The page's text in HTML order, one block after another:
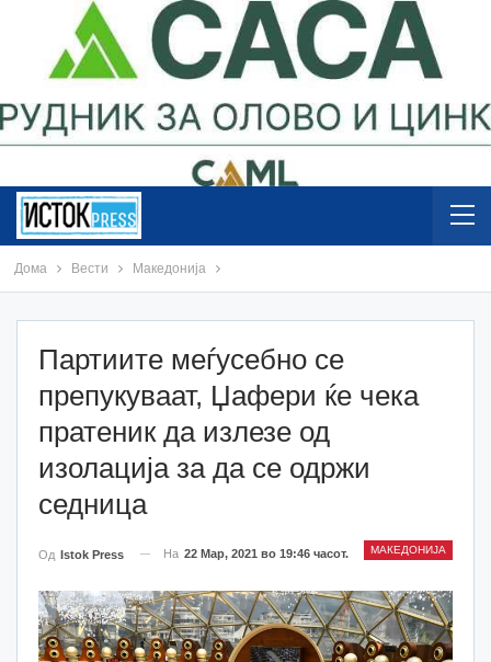
Дома Вести Македонија
Партиите меѓусебно се
препукуваат, Џафери ќе чека
пратеник да излезе од
изолација за да се одржи
седница
МАКЕДОНИЈА
Од Istok Press На 22 Мар, 2021 во 19:46 часот.